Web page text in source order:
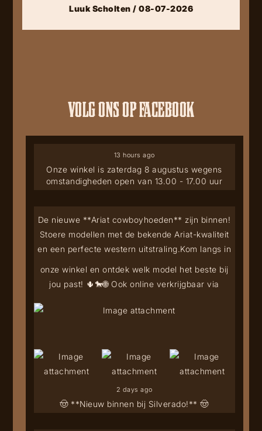
Luuk Scholten / 08-07-2026
VOLG ONS OP FACEBOOK
Onze winkel is zaterdag 8 augustus wegens
omstandigheden open van 13.00 - 17.00 uur
13 hours ago
🤠 **Nieuw binnen bij Silverado!** 🤠
De nieuwe **Ariat cowboyhoeden** zijn binnen!
Stoere modellen met de bekende Ariat-kwaliteit
en een perfecte western uitstraling.Kom langs in
onze winkel en ontdek welk model het beste bij
jou past! 🌵🐎🌐 Ook online verkrijgbaar via
2 days ago